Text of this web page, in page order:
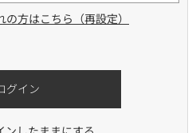
方はこちら（再設定）